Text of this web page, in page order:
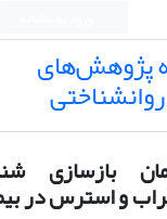
پژوهش‌های
بازسازی
و استرس در